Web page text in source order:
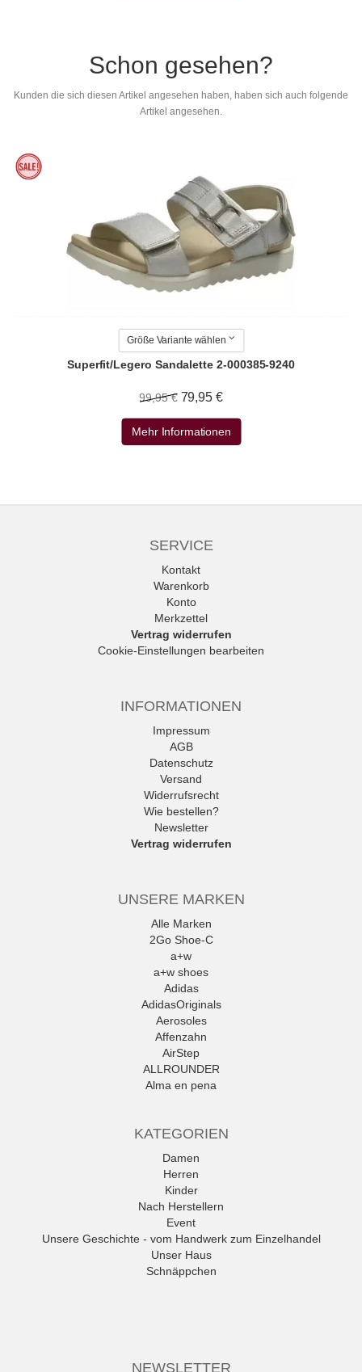
Schon gesehen?
Kunden die sich diesen Artikel angesehen haben, haben sich auch folgende
Artikel angesehen.
Größe Variante wählen
Superfit/Legero Sandalette 2-000385-9240
99,95 € 79,95 €
Mehr Informationen
SERVICE
Kontakt
Warenkorb
Konto
Merkzettel
Vertrag widerrufen
Cookie-Einstellungen bearbeiten
INFORMATIONEN
Impressum
AGB
Datenschutz
Versand
Widerrufsrecht
Wie bestellen?
Newsletter
Vertrag widerrufen
UNSERE MARKEN
Alle Marken
2Go Shoe-C
a+w
a+w shoes
Adidas
AdidasOriginals
Aerosoles
Affenzahn
AirStep
ALLROUNDER
Alma en pena
Amani
Andrea Conti
ANWR
anwr Schuh
ANXXXX
Apple of Eden
Ara
Mehr
KATEGORIEN
Damen
Herren
Kinder
Nach Herstellern
Event
Unsere Geschichte - vom Handwerk zum Einzelhandel
Unser Haus
Schnäppchen
NEWSLETTER